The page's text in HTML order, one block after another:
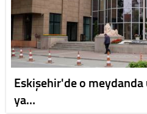
Eskişehir'de o
ya…